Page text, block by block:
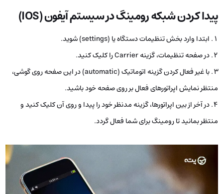
پیدا کردن شبکه رومینگ در سیستم آیفون (IOS)
ابتدا وارد بخش تنظیمات دستگاه یا (settings) شوید.
در صفحه تنظیمات، گزینه Carrier را کلیک کنید.
با غیر فعال کردن گزینه اتوماتیک (automatic) در این صفحه روی گوشی،
منتظر نمایش اپراتورهای فعال بر روی صفحه خود باشید.
در آخر از بین اپراتورها، گزینه مدنظر خود را پیدا و روی آن کلیک کنید و
منتظر بمانید تا رومینگ برای شما فعال گردد.